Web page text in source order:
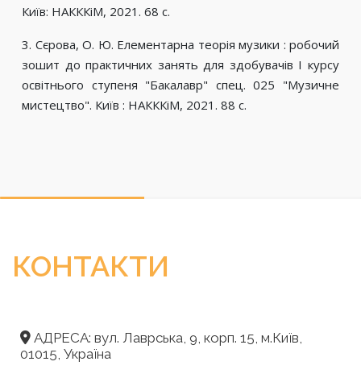
Київ: НАКККіМ, 2021. 68 с.
3. Сєрова, О. Ю. Елементарна теорія музики : робочий
зошит до практичних занять для здобувачів І курсу
освітнього ступеня "Бакалавр" спец. 025 "Музичне
мистецтво". Київ : НАКККіМ, 2021. 88 с.
КОНТАКТИ
АДРЕСА: вул. Лаврська, 9, корп. 15, м.Київ,
01015, Україна